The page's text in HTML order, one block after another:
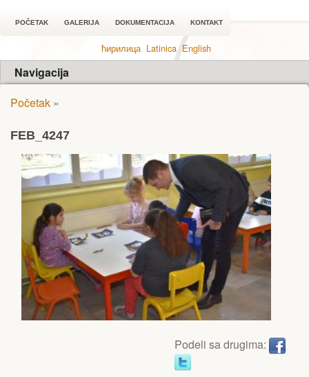
POČETAK GALERIJA DOKUMENTACIJA KONTAKT
ћирилица Latinica English
Navigacija
Početak »
FEB_4247
Podeli sa drugima: